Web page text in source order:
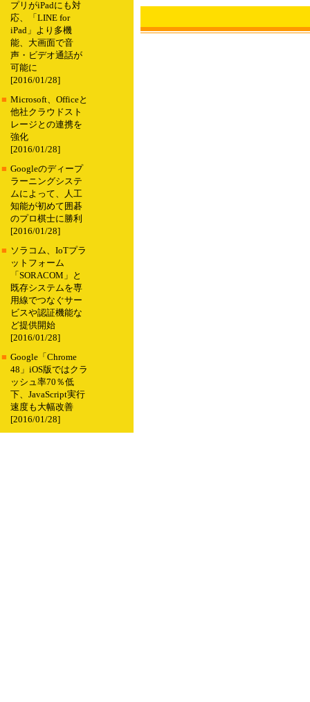
プリがiPadにも対
応、「LINE for
iPad」より多機
能、大画面で音
声・ビデオ通話が
可能に
[2016/01/28]
■ Microsoft、Officeと
他社クラウドスト
レージとの連携を
強化
[2016/01/28]
■ Googleのディープ
ラーニングシステ
ムによって、人工
知能が初めて囲碁
のプロ棋士に勝利
[2016/01/28]
■ ソラコム、IoTプラ
ットフォーム
「SORACOM」と
既存システムを専
用線でつなぐサー
ビスや認証機能な
ど提供開始
[2016/01/28]
■ Google「Chrome
48」iOS版ではクラ
ッシュ率70％低
下、JavaScript実行
速度も大幅改善
[2016/01/28]